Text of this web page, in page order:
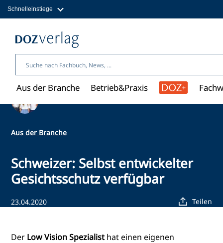
Inhalt
Schnelleinstiege
Fachbücher & Shop
Über uns
Aus der Branche Betrieb&Praxis
Aus der Branche
Schweizer: Selbst entwickelter
Gesichtsschutz verfügbar
23.04.2020 Teilen
Der Low Vision Spezialist hat einen eigenen